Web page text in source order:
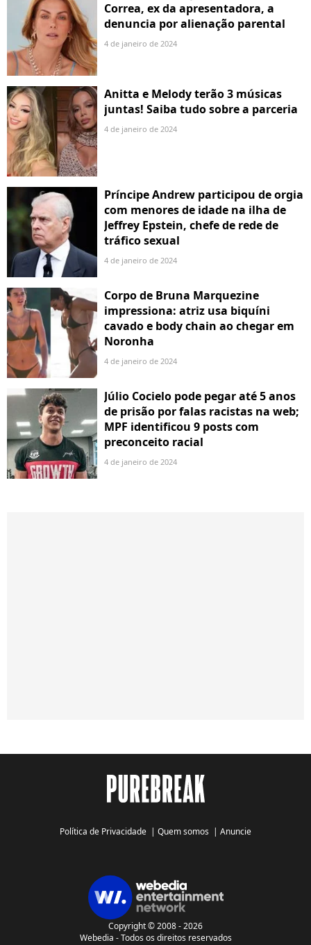
Correa, ex da apresentadora, a
denuncia por alienação parental
4 de janeiro de 2024
Anitta e Melody terão 3 músicas
juntas! Saiba tudo sobre a parceria
4 de janeiro de 2024
Príncipe Andrew participou de orgia
com menores de idade na ilha de
Jeffrey Epstein, chefe de rede de
tráfico sexual
4 de janeiro de 2024
Corpo de Bruna Marquezine
impressiona: atriz usa biquíni
cavado e body chain ao chegar em
Noronha
4 de janeiro de 2024
Júlio Cocielo pode pegar até 5 anos
de prisão por falas racistas na web;
MPF identificou 9 posts com
preconceito racial
4 de janeiro de 2024
Política de Privacidade | Quem somos | Anuncie
Copyright © 2008 - 2026
Webedia - Todos os direitos reservados